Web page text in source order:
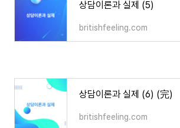
상담이론과 실제 (5)
britishfeeling.com
상담이론과 실제 (6) (完)
britishfeeling.com